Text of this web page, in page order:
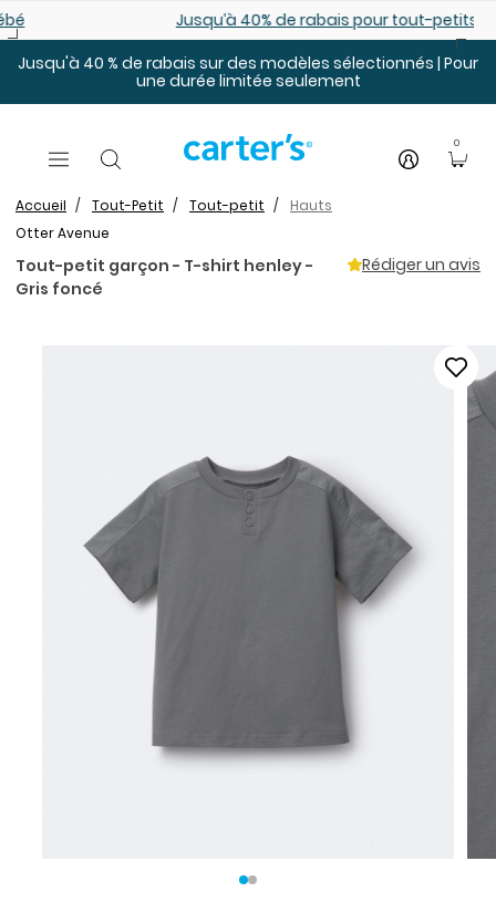
Jusqu’à 40% de rabais pour tout-petits. En ligne
Jusqu'à 40 % de rabais sur des modèles sélectionnés | Pour
une durée limitée seulement
0
Accueil Tout-Petit Tout-petit
Hauts
Otter Avenue
Tout-petit garçon - T-shirt henley -
Gris foncé
Rédiger un avis